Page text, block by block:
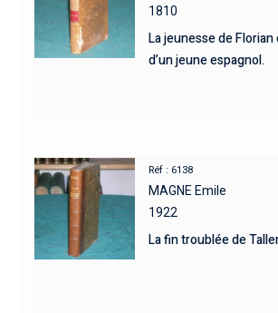
1810
La jeunesse de
d’un jeune espagnol.
Réf : 6138
MAGNE Emile
1922
La fin troublée de